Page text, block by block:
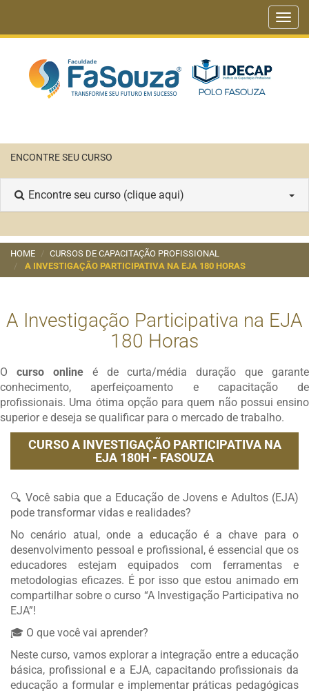
ENCONTRE SEU CURSO
Encontre seu curso (clique aqui)
HOME
CURSOS DE CAPACITAÇÃO PROFISSIONAL
A INVESTIGAÇÃO PARTICIPATIVA NA EJA 180 HORAS
A Investigação Participativa na EJA
180 Horas
O curso online é de curta/média duração que garante
conhecimento, aperfeiçoamento e capacitação de
profissionais. Uma ótima opção para quem não possui ensino
superior e deseja se qualificar para o mercado de trabalho.
CURSO A INVESTIGAÇÃO PARTICIPATIVA NA
EJA 180H - FASOUZA
🔍 Você sabia que a Educação de Jovens e Adultos (EJA)
pode transformar vidas e realidades?
No cenário atual, onde a educação é a chave para o
desenvolvimento pessoal e profissional, é essencial que os
educadores estejam equipados com ferramentas e
metodologias eficazes. É por isso que estou animado em
compartilhar sobre o curso “A Investigação Participativa no
EJA”!
🎓 O que você vai aprender?
Neste curso, vamos explorar a integração entre a educação
básica, profissional e a EJA, capacitando profissionais da
educação a formular e implementar práticas pedagógicas